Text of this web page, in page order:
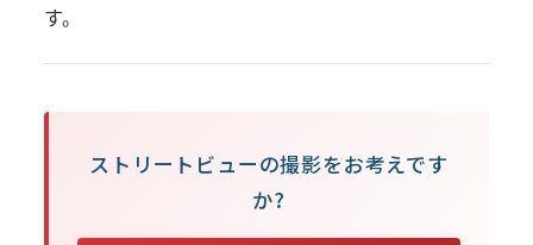
す。
ストリートビューの撮影をお考えです
か?